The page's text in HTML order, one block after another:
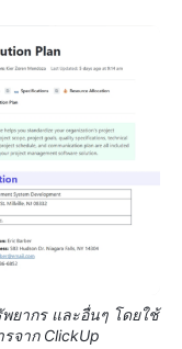
ยากร และอื่นๆ โดยใช้
จาก ClickUp